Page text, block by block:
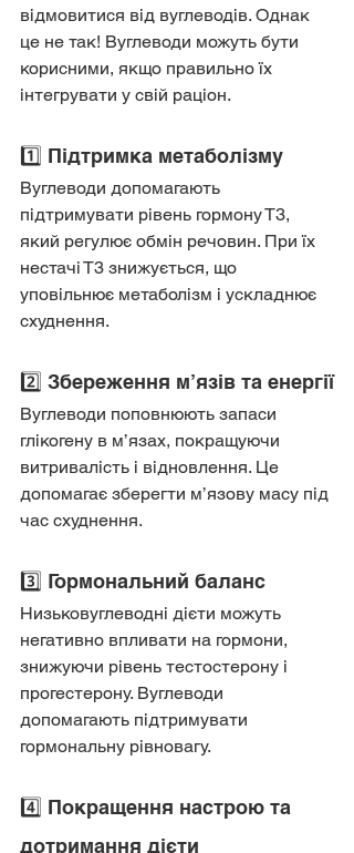
відмовитися від вуглеводів. Однак
це не так! Вуглеводи можуть бути
корисними, якщо правильно їх
інтегрувати у свій раціон.
1️⃣ Підтримка метаболізму
Вуглеводи допомагають
підтримувати рівень гормону Т3,
який регулює обмін речовин. При їх
нестачі Т3 знижується, що
уповільнює метаболізм і ускладнює
схуднення.
2️⃣ Збереження м’язів та енергії
Вуглеводи поповнюють запаси
глікогену в м’язах, покращуючи
витривалість і відновлення. Це
допомагає зберегти м’язову масу під
час схуднення.
3️⃣ Гормональний баланс
Низьковуглеводні дієти можуть
негативно впливати на гормони,
знижуючи рівень тестостерону і
прогестерону. Вуглеводи
допомагають підтримувати
гормональну рівновагу.
4️⃣ Покращення настрою та
дотримання дієти